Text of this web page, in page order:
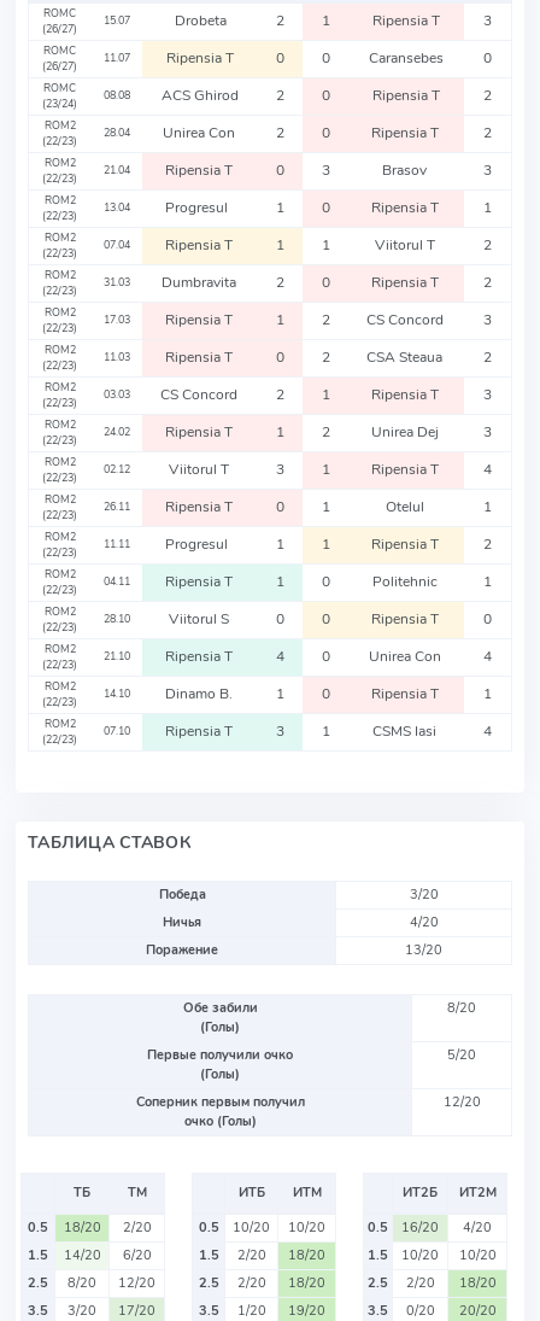
ROMC
(26/27)
15.07 Drobeta 2 1 Ripensia T 3
ROMC
(26/27)
11.07 Ripensia T 0 0 Caransebes 0
ROMC
(23/24)
08.08 ACS Ghirod 2 0 Ripensia T 2
ROM2
(22/23)
28.04 Unirea Con 2 0 Ripensia T 2
ROM2
(22/23)
21.04 Ripensia T 0 3 Brasov 3
ROM2
(22/23)
13.04 Progresul 1 0 Ripensia T 1
ROM2
(22/23)
07.04 Ripensia T 1 1 Viitorul T 2
ROM2
(22/23)
31.03 Dumbravita 2 0 Ripensia T 2
ROM2
(22/23)
17.03 Ripensia T 1 2 CS Concord 3
ROM2
(22/23)
11.03 Ripensia T 0 2 CSA Steaua 2
ROM2
(22/23)
03.03 CS Concord 2 1 Ripensia T 3
ROM2
(22/23)
24.02 Ripensia T 1 2 Unirea Dej 3
ROM2
(22/23)
02.12 Viitorul T 3 1 Ripensia T 4
ROM2
(22/23)
26.11 Ripensia T 0 1 Otelul 1
ROM2
(22/23)
11.11 Progresul 1 1 Ripensia T 2
ROM2
(22/23)
04.11 Ripensia T 1 0 Politehnic 1
ROM2
(22/23)
28.10 Viitorul S 0 0 Ripensia T 0
ROM2
(22/23)
21.10 Ripensia T 4 0 Unirea Con 4
ROM2
(22/23)
14.10 Dinamo B. 1 0 Ripensia T 1
ROM2
(22/23)
07.10 Ripensia T 3 1 CSMS Iasi 4
ТАБЛИЦА СТАВОК
Победа
3/20
Ничья
4/20
Поражение
13/20
Обе забили
(Голы)
8/20
Первые получили очко
(Голы)
5/20
Соперник первым получил
очко (Голы)
12/20
ТБ
ТМ
0.5
18/20
2/20
1.5
14/20
6/20
2.5
8/20
12/20
3.5
3/20
17/20
ИТБ
ИТМ
0.5
10/20
10/20
1.5
2/20
18/20
2.5
2/20
18/20
3.5
1/20
19/20
ИТ2Б
ИТ2М
0.5
16/20
4/20
1.5
10/20
10/20
2.5
2/20
18/20
3.5
0/20 20/20